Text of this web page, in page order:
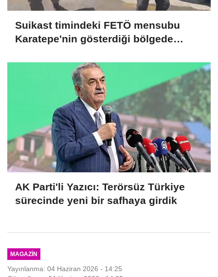
Suikast timindeki FETÖ mensubu
Karatepe'nin gösterdiği bölgede
AK Parti'li Yazıcı: Terörsüz Türkiye
sürecinde yeni bir safhaya girdik
MAGAZIN
Yayınlanma: 04 Haziran 2026 - 14:25